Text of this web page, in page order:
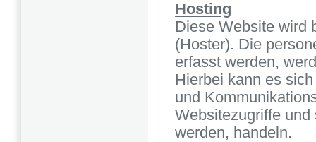
Hosting
Diese Website wird
(Hoster). Die
erfasst werden,
Hierbei kann es
und
Websitezugriffe
werden, handeln.